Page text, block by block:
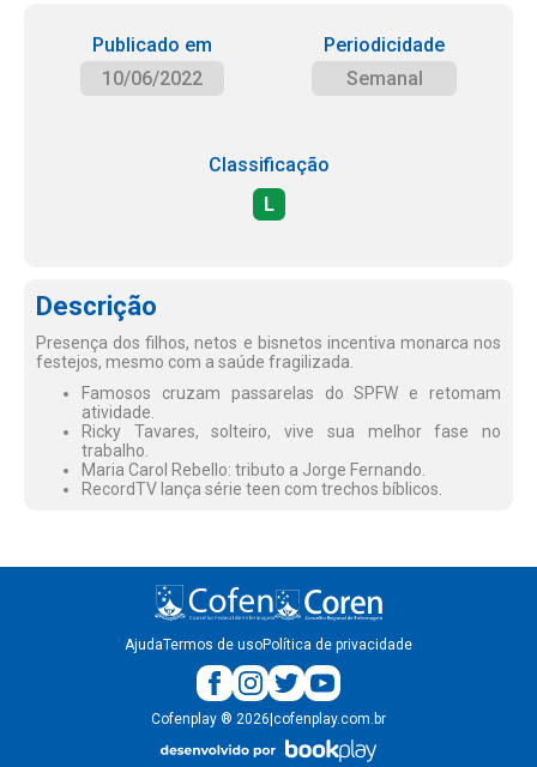
Publicado em
10/06/2022
Periodicidade
Semanal
Classificação
L
Descrição
Presença dos filhos, netos e bisnetos incentiva monarca nos
festejos, mesmo com a saúde fragilizada.
Famosos cruzam passarelas do SPFW e retomam
atividade.
Ricky Tavares, solteiro, vive sua melhor fase no
trabalho.
Maria Carol Rebello: tributo a Jorge Fernando.
RecordTV lança série teen com trechos bíblicos.
AjudaTermos de usoPolítica de privacidade
Cofenplay ® 2026 cofenplay.com.br